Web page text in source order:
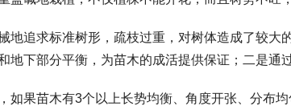
地追求标准树形，疏枝过重，对树体造成了较大
地下部分平衡，为苗木的成活提供保证；二是通
如果苗木有3个以上长势均衡、角度开张、分布